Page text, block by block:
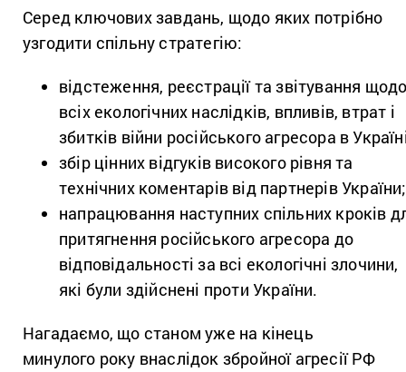
Серед ключових завдань, щодо яких потрібно
узгодити спільну стратегію:
відстеження, реєстрації та звітування
всіх екологічних наслідків, впливів, втрат і
збитків війни російського агресора в
збір цінних відгуків високого рівня та
технічних коментарів від партнерів України;
напрацювання наступних спільних кроків
притягнення російського агресора до
відповідальності за всі екологічні злочини,
які були здійснені проти України.
Нагадаємо, що станом уже на кінець
минулого року внаслідок збройної агресії РФ